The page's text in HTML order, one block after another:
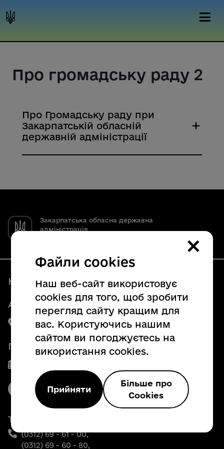
Про громадську раду 2
Про Громадську раду при
Закарпатській обласній
державній адміністрації
Закарпатська обласна державна
адміністрація
Наші контакти
Адреса:
88008, м. Ужгород, пл. Народна, 4
Графік роботи
Телефони:
(0312) 69 - 61 - 00,
(0312) 69 - 60 - 80,
×
Файли cookies
Наш веб-сайт використовує
cookies для того, щоб зробити
перегляд сайту кращим для
вас. Користуючись нашим
сайтом ви погоджуєтесь на
використання cookies.
Прийняти
Більше про
Cookies